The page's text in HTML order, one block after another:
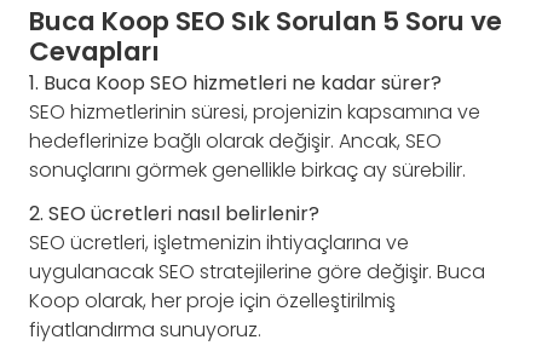
Buca Koop SEO Sık Sorulan 5 Soru ve
Cevapları
1. Buca Koop SEO hizmetleri ne kadar sürer?
SEO hizmetlerinin süresi, projenizin kapsamına ve
hedeflerinize bağlı olarak değişir. Ancak, SEO
sonuçlarını görmek genellikle birkaç ay sürebilir.
2. SEO ücretleri nasıl belirlenir?
SEO ücretleri, işletmenizin ihtiyaçlarına ve
uygulanacak SEO stratejilerine göre değişir. Buca
Koop olarak, her proje için özelleştirilmiş
fiyatlandırma sunuyoruz.